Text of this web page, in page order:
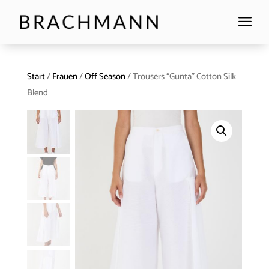
a
Start/Frauen/Off Season/ Trousers “Gunta” Cotton Silk
Blend